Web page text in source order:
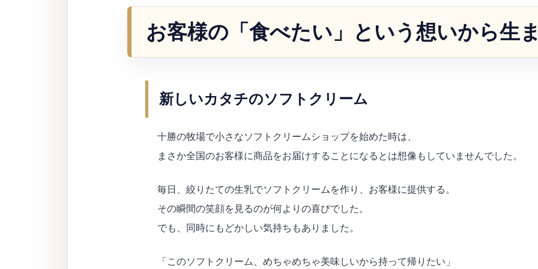
お客様の「食べたい」という想いから生
新しいカタチのソフトクリーム
十勝の牧場で小さなソフトクリームショップを始めた時は、
まさか全国のお客様に商品をお届けすることになるとは想像もしていませんでした。
毎日、絞りたての生乳でソフトクリームを作り、お客様に提供する。
その瞬間の笑顔を見るのが何よりの喜びでした。
でも、同時にもどかしい気持ちもありました。
「このソフトクリーム、めちゃめちゃ美味しいから持って帰りたい」